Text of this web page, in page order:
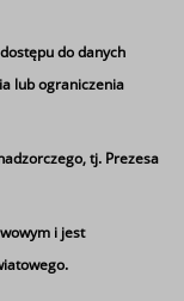
plików
korzystać z nich
oraz reklamowe.
zawartej
się'. Jeśli nie
do danych
lub ograniczenia
tj. Prezesa
i jest